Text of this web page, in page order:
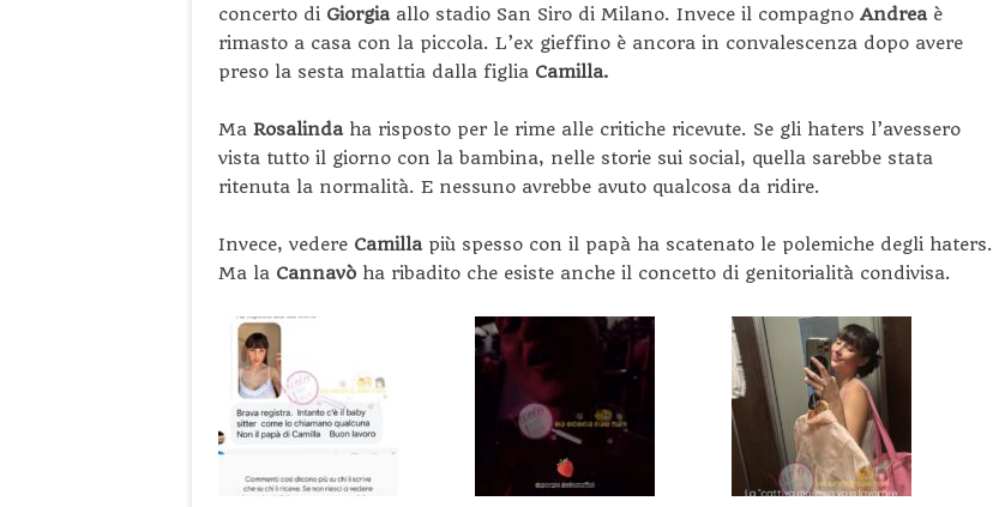
concerto di Giorgiaallo stadio San Siro di Milano. Invece il compagno Andreaè
rimasto a casa con la piccola. L’ex gieffino è ancora in convalescenza dopo avere
preso la sesta malattia dalla figlia Camilla.
Ma Rosalinda ha risposto per le rime alle critiche ricevute. Se gli haters l’avessero
vista tutto il giorno con la bambina, nelle storie sui social, quella sarebbe stata
ritenuta la normalità. E nessuno avrebbe avuto qualcosa da ridire.
Invece, vedere Camilla più spesso con il papà ha scatenato le polemiche degli haters.
Ma la Cannavò ha ribadito che esiste anche il concetto di genitorialità condivisa.